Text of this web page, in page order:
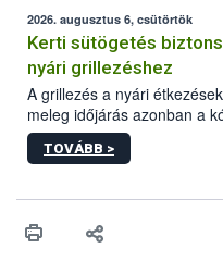
érésű szőlőkben is legyen
védekezésre. Az Oroganic
felhasználók számára is
engedélyezett.
2026. augusztus 6, csütörtök
Kerti sütögetés
nyári grillezéshez
A grillezés a nyári
meleg időjárás azonban a
gyorsabb szaporodásának
ezért nem csupán a
higiéniai szabályok
biztonsági Hivatal (Nébih)
TOVÁBB >